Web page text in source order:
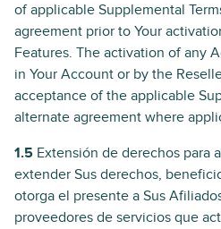
of applicable Supplemental
agreement prior to Your
Features. The activation of any
in Your Account or by the
acceptance of the applicable
alternate agreement where
1.5 Extensión de derechos para
extender Sus derechos,
otorga el presente a Sus
proveedores de servicios que